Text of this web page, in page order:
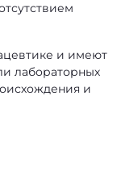
и имеют
лабораторных
и